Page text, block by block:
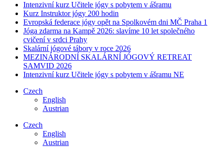
Intenzivní kurz Učitele jógy s pobytem v ášramu
Kurz Instruktor jógy 200 hodin
Evropská federace jógy opět na Spolkovém dni MČ Praha 1
Jóga zdarma na Kampě 2026: slavíme 10 let společného
cvičení v srdci Prahy
Skalární jógové tábory v roce 2026
MEZINÁRODNÍ ​SKALÁRNÍ JÓGOVÝ RETREAT
SAMVID 2026
Intenzivní kurz Učitele jógy s pobytem v ášramu NE
Czech
English
Austrian
Czech
English
Austrian